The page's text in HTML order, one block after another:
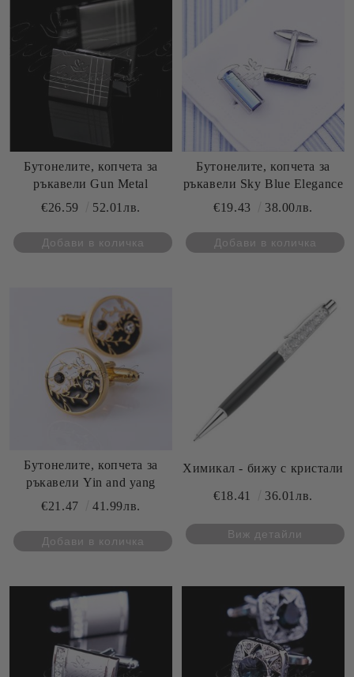
Бутонелите, копчета за
ръкавели Gun Metal
€26.59
52.01лв.
Бутонелите, копчета за
ръкавели Sky Blue Elegance
€19.43
38.00лв.
Бутонелите, копчета за
ръкавели Yin and yang
€21.47
41.99лв.
Химикал - бижу с кристали
€18.41 36.01лв.
Виж детайли